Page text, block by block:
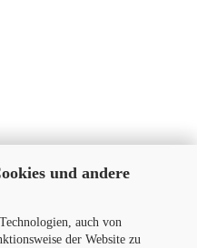
und andere
auch von
der Website zu